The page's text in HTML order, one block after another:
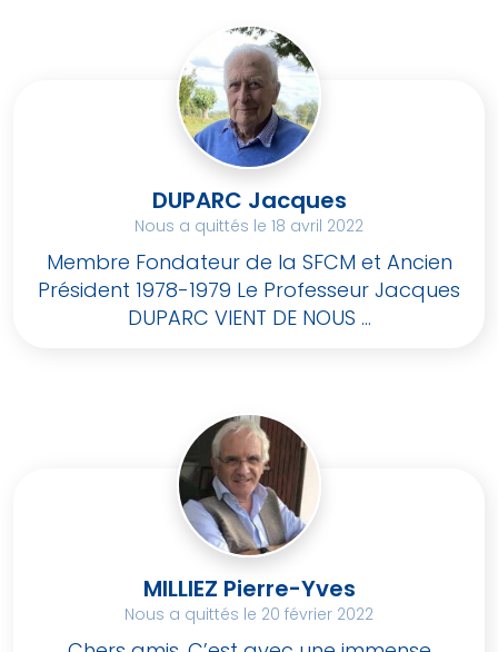
DUPARC Jacques
Nous a quittés le 18 avril 2022
Membre Fondateur de la SFCM et Ancien
Président 1978-1979 Le Professeur Jacques
DUPARC VIENT DE NOUS ...
MILLIEZ Pierre-Yves
Nous a quittés le 20 février 2022